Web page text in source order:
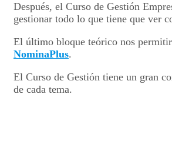
Después, el Curso de Gestión
gestionar todo lo que tiene que ver
El último bloque teórico nos
NominaPlus.
El Curso de Gestión tiene un gran
de cada tema.